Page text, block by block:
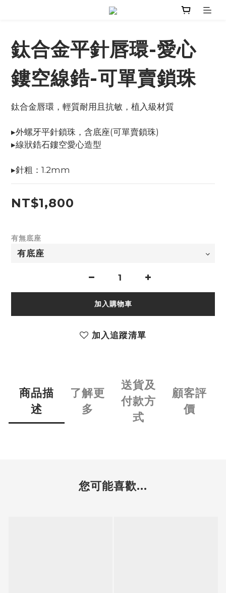
鈦合金平針唇環-愛心
鏤空線鋯-可單賣鎖珠
鈦合金唇環，輕質耐用且抗敏，植入級材質
▸外螺牙平針鎖珠，含底座(可單賣鎖珠)
▸線狀鋯石鏤空愛心造型
▸針粗：1.2mm
NT$1,800
有無底座
加入購物車
加入追蹤清單
商品描
述
了解更
多
送貨及
付款方
式
顧客評
價
您可能喜歡...